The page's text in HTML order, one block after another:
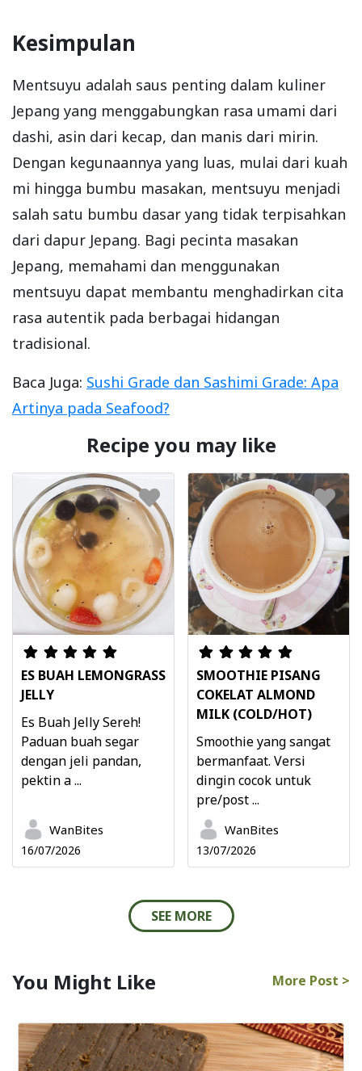
Kesimpulan
Mentsuyu adalah saus penting dalam kuliner
Jepang yang menggabungkan rasa umami dari
dashi, asin dari kecap, dan manis dari mirin.
Dengan kegunaannya yang luas, mulai dari kuah
mi hingga bumbu masakan, mentsuyu menjadi
salah satu bumbu dasar yang tidak terpisahkan
dari dapur Jepang. Bagi pecinta masakan
Jepang, memahami dan menggunakan
mentsuyu dapat membantu menghadirkan cita
rasa autentik pada berbagai hidangan
tradisional.
Baca Juga: Sushi Grade dan Sashimi Grade: Apa
Artinya pada Seafood?
Recipe you may like
ES BUAH LEMONGRASS
JELLY
Es Buah Jelly Sereh!
Paduan buah segar
dengan jeli pandan,
pektin a ...
WanBites
16/07/2026
SMOOTHIE PISANG
COKELAT ALMOND
MILK (COLD/HOT)
Smoothie yang sangat
bermanfaat. Versi
dingin cocok untuk
pre/post ...
WanBites
13/07/2026
SEE MORE
You Might Like More Post >